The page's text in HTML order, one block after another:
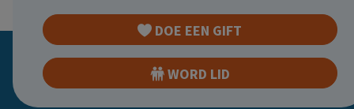
DOE EEN GIFT
WORD LID